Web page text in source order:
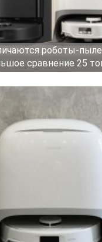
роботы-
сравнение 25